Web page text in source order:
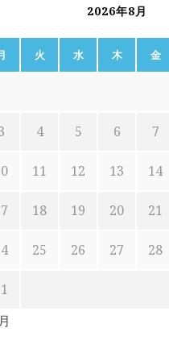
2026年8月
火 水 木 金
4 5 6 7
11 12 13 14
18 19 20 21
25 26 27 28